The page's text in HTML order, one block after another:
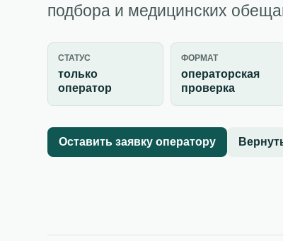
подбора и медицинских
СТАТУС
только
оператор
ФОРМАТ
операторская
проверка
Оставить заявку оператору